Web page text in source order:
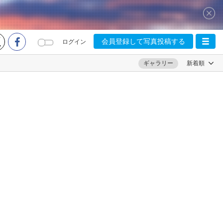
ログイン 会員登録して写真投稿する
ギャラリー 新着順